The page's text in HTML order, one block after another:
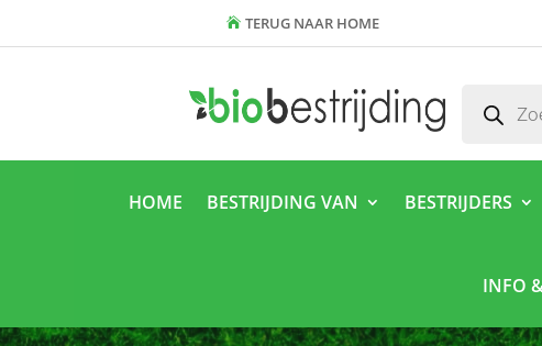
TERUG NAAR HOME
zoeken
HOME BESTRIJDING VAN BESTRIJDERS
INFO